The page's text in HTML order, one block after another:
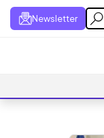
Newsletter